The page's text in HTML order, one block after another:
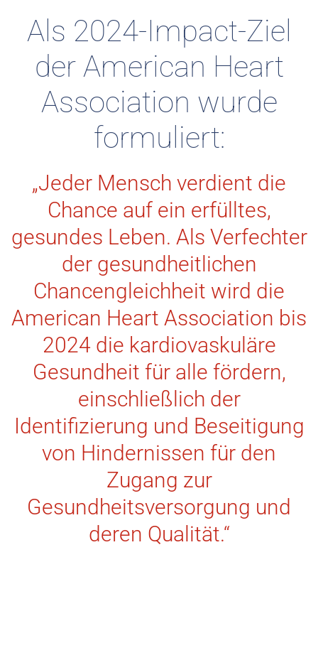
Als 2024-Impact-Ziel
der American Heart
Association wurde
formuliert:
„Jeder Mensch verdient die
Chance auf ein erfülltes,
gesundes Leben. Als Verfechter
der gesundheitlichen
Chancengleichheit wird die
American Heart Association bis
2024 die kardiovaskuläre
Gesundheit für alle fördern,
einschließlich der
Identifizierung und Beseitigung
von Hindernissen für den
Zugang zur
Gesundheitsversorgung und
deren Qualität.“